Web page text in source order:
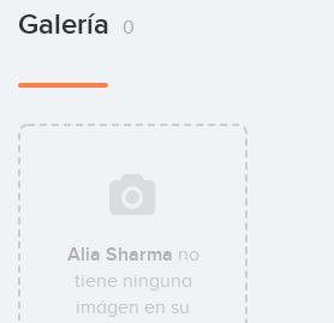
Galería 0
Alia Sharma no
tiene ninguna
imágen en su